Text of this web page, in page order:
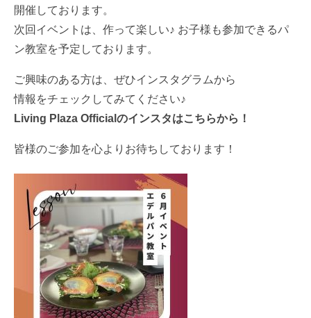
開催しております。
次回イベントは、作って楽しい♪ お子様も参加できるパ
ン教室を予定しております。
ご興味のある方は、ぜひインスタグラムから
情報をチェックしてみてください♪
Living Plaza Officialのインスタはこちらから！
皆様のご参加を心よりお待ちしております！